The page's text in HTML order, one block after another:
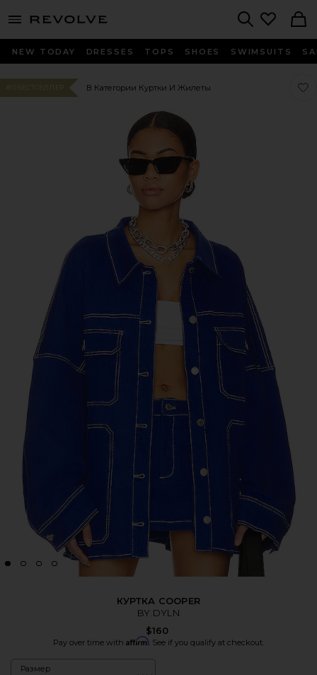
menu - shows more content
NEW TODAY DRESSES TOPS SHOES SWIMSUITS
#10 БЕСТСЕЛЛЕР В Категории Куртки И Жилеты
КУРТКА COOPER
BY.DYLN
$160
Pay over time with Affirm . See if you qualify at checkout.
Размер